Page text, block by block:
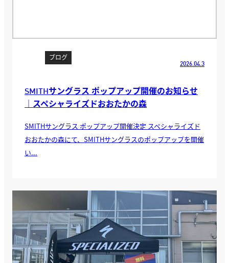
ブログ
2026.04.3
SMITHサングラス ポップアップ開催のお知らせ
｜スペシャライズドおおたかの森
SMITHサングラス ポップアップ開催決定 スペシャライズド
おおたかの森にて、SMITHサングラスのポップアップを開催
い...